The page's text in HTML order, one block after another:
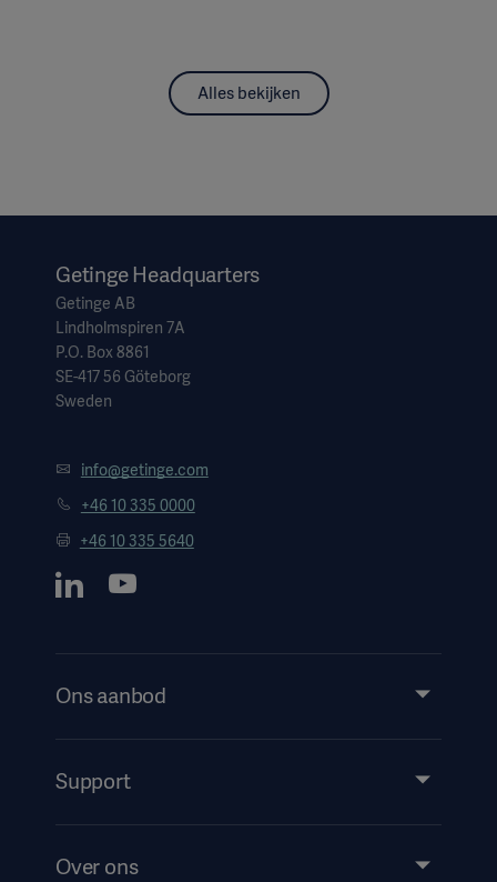
Alles bekijken
Getinge Headquarters
Getinge AB
Lindholmspiren 7A
P.O. Box 8861
SE-417 56 Göteborg
Sweden
info@getinge.com
+46 10 335 0000
+46 10 335 5640
Ons aanbod
Services
Support
Evenementen
Over ons